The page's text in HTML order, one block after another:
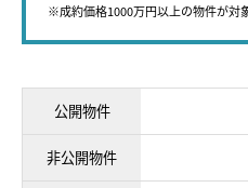
※成約価格1000万円以上の物件が対
公開物件
非公開物件